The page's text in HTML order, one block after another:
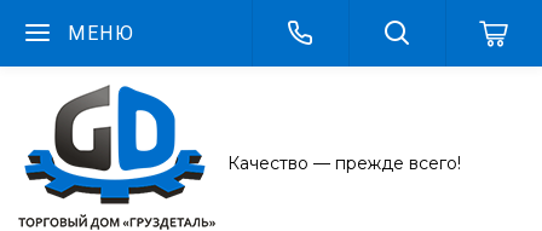
МЕНЮ
Качество — прежде всего!